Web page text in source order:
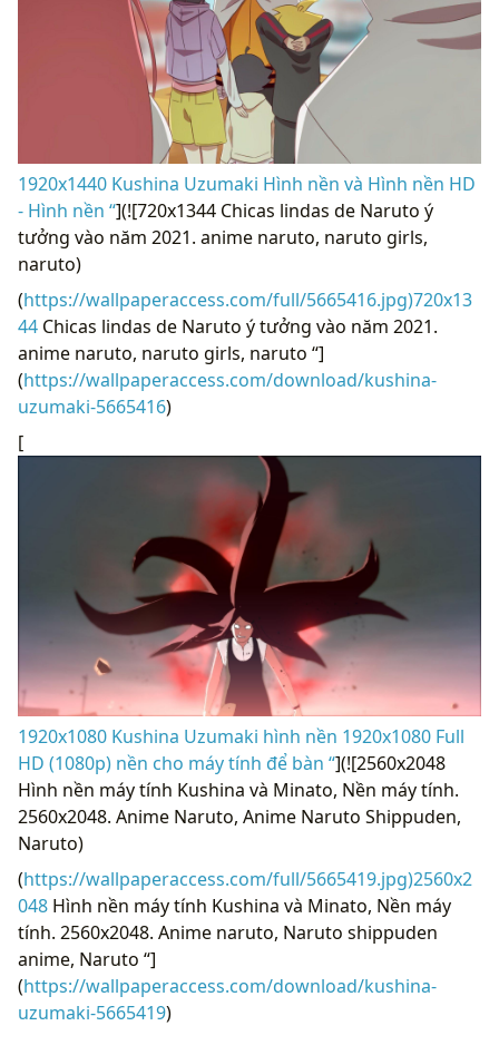
1920x1440 Kushina Uzumaki Hình nền và Hình nền HD
- Hình nền “](![720x1344 Chicas lindas de Naruto ý
tưởng vào năm 2021. anime naruto, naruto girls,
naruto)
(https://wallpaperaccess.com/full/5665416.jpg)720x13
44 Chicas lindas de Naruto ý tưởng vào năm 2021.
anime naruto, naruto girls, naruto “]
(https://wallpaperaccess.com/download/kushina-
uzumaki-5665416)
[
1920x1080 Kushina Uzumaki hình nền 1920x1080 Full
HD (1080p) nền cho máy tính để bàn “](![2560x2048
Hình nền máy tính Kushina và Minato, Nền máy tính.
2560x2048. Anime Naruto, Anime Naruto Shippuden,
Naruto)
(https://wallpaperaccess.com/full/5665419.jpg)2560x2
048 Hình nền máy tính Kushina và Minato, Nền máy
tính. 2560x2048. Anime naruto, Naruto shippuden
anime, Naruto “]
(https://wallpaperaccess.com/download/kushina-
uzumaki-5665419)